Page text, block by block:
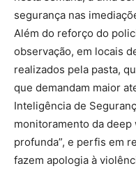
segurança nas
Além do reforço do
observação, em locais
realizados pela pasta,
que demandam maior
Inteligência de
monitoramento da deep
profunda”, e perfis em
fazem apologia à